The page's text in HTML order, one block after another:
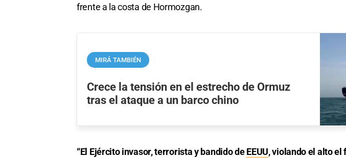
frente a la costa de Hormozgan.
MIRÁ TAMBIÉN
Crece la tensión en el estrecho de Ormuz
tras el ataque a un barco chino
“El Ejército invasor, terrorista y bandido deEEUU, violando el alto el